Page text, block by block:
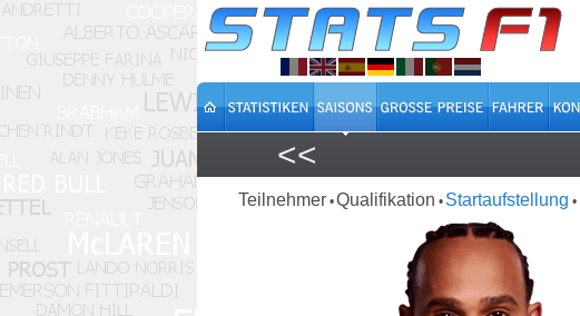
<<
Teilnehmer •Qualifikation • Startaufstellung •